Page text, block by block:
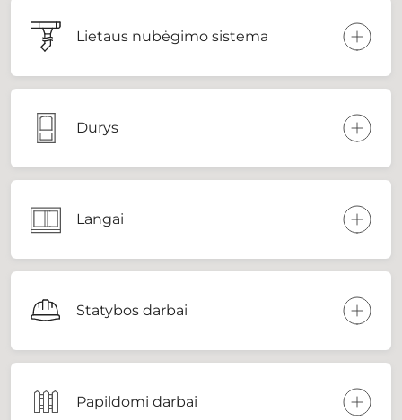
Lietaus nubėgimo sistema
Durys
Langai
Statybos darbai
Papildomi darbai